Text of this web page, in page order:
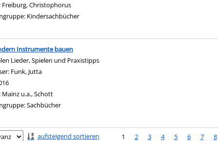
Freiburg, Christophorus
Kindersachbücher
Instrumente bauen
Lieder, Spielen und Praxistipps
Funk, Jutta
Mainz u.a., Schott
Sachbücher
aufsteigend sortieren 1 2 3 4 5 6 7 8